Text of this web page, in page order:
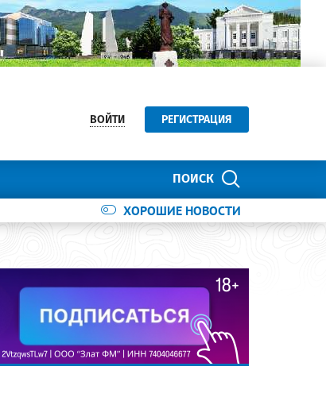
ВОЙТИ РЕГИСТРАЦИЯ
ПОИСК
ХОРОШИЕ НОВОСТИ